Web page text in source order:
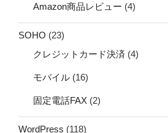
Amazon商品レビュー (4)
SOHO (23)
クレジットカード決済 (4)
モバイル (16)
固定電話FAX (2)
WordPress (118)